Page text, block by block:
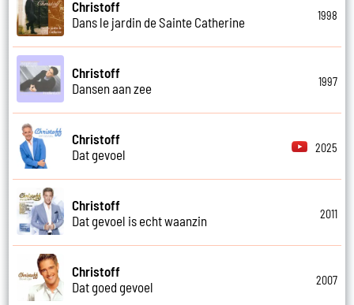
Christoff
Dans le jardin de Sainte Catherine
1998
Christoff
Dansen aan zee
1997
Christoff
Dat gevoel
2025
Christoff
Dat gevoel is echt waanzin
2011
Christoff
Dat goed gevoel
2007